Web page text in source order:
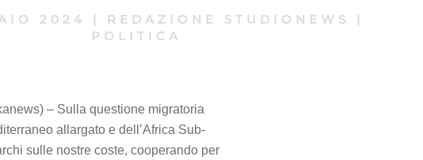
2024 REDAZIONE STUDIONEWS
POLITICA
– Sulla questione migratoria
allargato e dell’Africa Sub-
sulle nostre coste, cooperando per